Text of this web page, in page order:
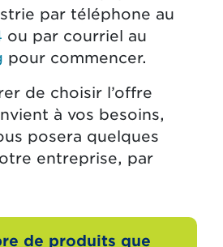
par téléphone au
ou par courriel au
pour commencer.
de choisir l’offre
à vos besoins,
posera quelques
entreprise, par
de produits que